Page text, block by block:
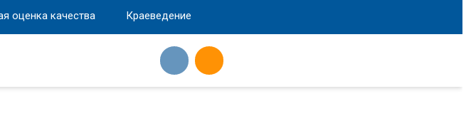
оценка качества Краеведение